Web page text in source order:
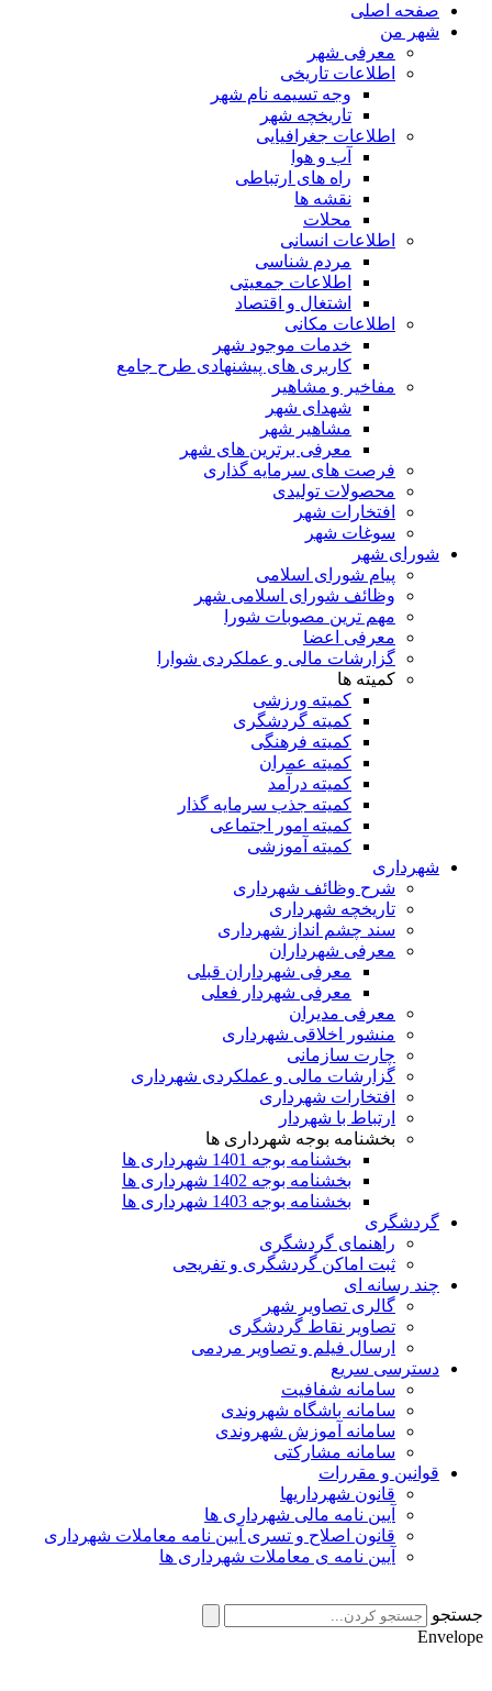
صفحه اصلی
شهر من
معرفی شهر
اطلاعات تاریخی
وجه تسیمه نام شهر
تاریخچه شهر
اطلاعات جغرافیایی
آب و هوا
راه های ارتباطی
نقشه ها
محلات
اطلاعات انسانی
مردم شناسی
اطلاعات جمعیتی
اشتغال و اقتصاد
اطلاعات مکانی
خدمات موجود شهر
کاربری های پیشنهادی طرح جامع
مفاخیر و مشاهیر
شهدای شهر
مشاهیر شهر
معرفی برترین های شهر
فرصت های سرمایه گذاری
محصولات تولیدی
افتخارات شهر
سوغات شهر
شورای شهر
پیام شورای اسلامی
وظائف شورای اسلامی شهر
مهم ترین مصوبات شورا
معرفی اعضا
گزارشات مالی و عملکردی شوارا
کمیته ها
کمیته ورزشی
کمیته گردشگری
کمیته فرهنگی
کمیته عمران
کمیته درآمد
کمیته جذب سرمایه گذار
کمیته امور اجتماعی
کمیته آموزشی
شهرداری
شرح وظائف شهرداری
تاریخچه شهرداری
سند چشم انداز شهرداری
معرفی شهرداران
معرفی شهرداران قبلی
معرفی شهردار فعلی
معرفی مدیران
منشور اخلاقی شهرداری
چارت سازمانی
گزارشات مالی و عملکردی شهرداری
افتخارات شهرداری
ارتباط با شهردار
بخشنامه بوجه شهرداری ها
بخشنامه بوجه 1401 شهرداری ها
بخشنامه بوجه 1402 شهرداری ها
بخشنامه بوجه 1403 شهرداری ها
گردشگری
راهنمای گردشگری
ثبت اماکن گردشگری و تفریحی
چند رسانه ای
گالری تصاویر شهر
تصاویر نقاط گردشگری
ارسال فیلم و تصاویر مردمی
دسترسی سریع
سامانه شفافیت
سامانه باشگاه شهروندی
سامانه آموزش شهروندی
سامانه مشارکتی
قوانین و مقررات
قانون شهرداریها
آیین نامه مالی شهرداری ها
قانون اصلاح و تسری آیین نامه معاملات شهرداری
آیین نامه ی معاملات شهرداری ها
جستجو
Envelope